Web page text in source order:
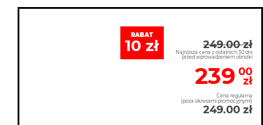
RABAT
10 zł 249.00 zł
Najniższa cena z ostatnich 30 dni
przed wprowadzeniem obniżki
239 00
zł
Cena regularna
(poza okresami promocyjnymi)
249.00 zł